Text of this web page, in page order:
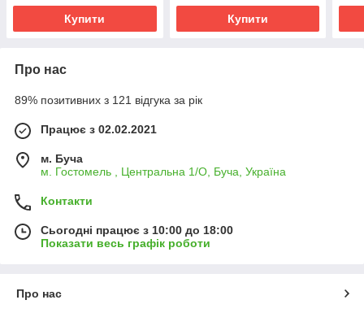
Купити Купити
Про нас
89% позитивних з 121 відгука за рік
Працює з 02.02.2021
м. Буча
м. Гостомель , Центральна 1/О, Буча, Україна
Контакти
Сьогодні працює з 10:00 до 18:00
Показати весь графік роботи
Про нас